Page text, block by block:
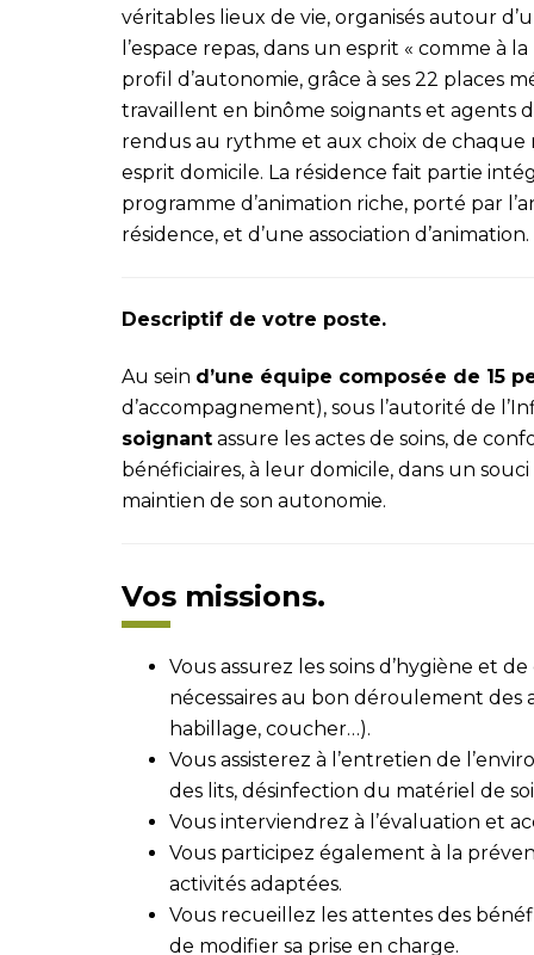
véritables lieux de vie, organisés autour
l’espace repas, dans un esprit « comme à
profil d’autonomie, grâce à ses 22 places
travaillent en binôme soignants et agents
rendus au rythme et aux choix de chaque
esprit domicile. La résidence fait partie
programme d’animation riche, porté par
résidence, et d’une association d’animation.
Descriptif de votre poste.
Au sein d’une équipe composée de 15
d’accompagnement), sous l’autorité de
soignant assure les actes de soins, de
bénéficiaires, à leur domicile, dans un
maintien de son autonomie.
Vos missions.
Vous assurez les soins d’hygiène et
nécessaires au bon déroulement
habillage, coucher…).
Vous assisterez à l’entretien de
des lits, désinfection du matériel de
Vous interviendrez à l’évaluation et
Vous participez également à la
activités adaptées.
Vous recueillez les attentes des
de modifier sa prise en charge.